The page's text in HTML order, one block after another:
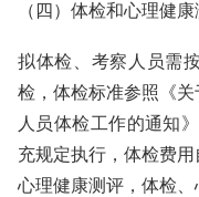
（四）体检和心理健
拟体检、考察人员需
检，体检标准参照《
人员体检工作的通知
充规定执行，体检费
心理健康测评，体检